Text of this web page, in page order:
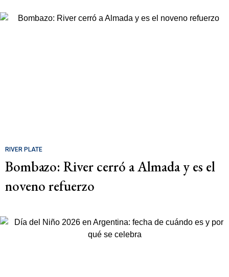
RIVER PLATE
Bombazo: River cerró a Almada y es el
noveno refuerzo